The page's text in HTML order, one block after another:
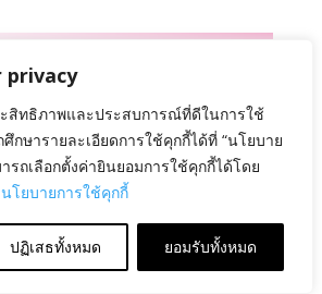
privacy
ะสิทธิภาพและประสบการณ์ที่ดีในการใช้
กษารายละเอียดการใช้คุกกี้ได้ที่ “นโยบาย
รถเลือกตั้งค่ายินยอมการใช้คุกกี้ได้โดย
นโยบายการใช้คุกกี้
ปฏิเสธทั้งหมด ยอมรับทั้งหมด